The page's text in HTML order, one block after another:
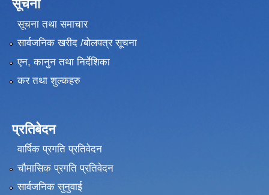
सूचना
सूचना तथा समाचार
सार्वजनिक खरीद /बोलपत्र सूचना
एन, कानुन तथा निर्देशिका
कर तथा शुल्कहरु
प्रतिबेदन
वार्षिक प्रगति प्रतिवेदन
चौमासिक प्रगति प्रतिवेदन
सार्वजनिक सुनुवाई